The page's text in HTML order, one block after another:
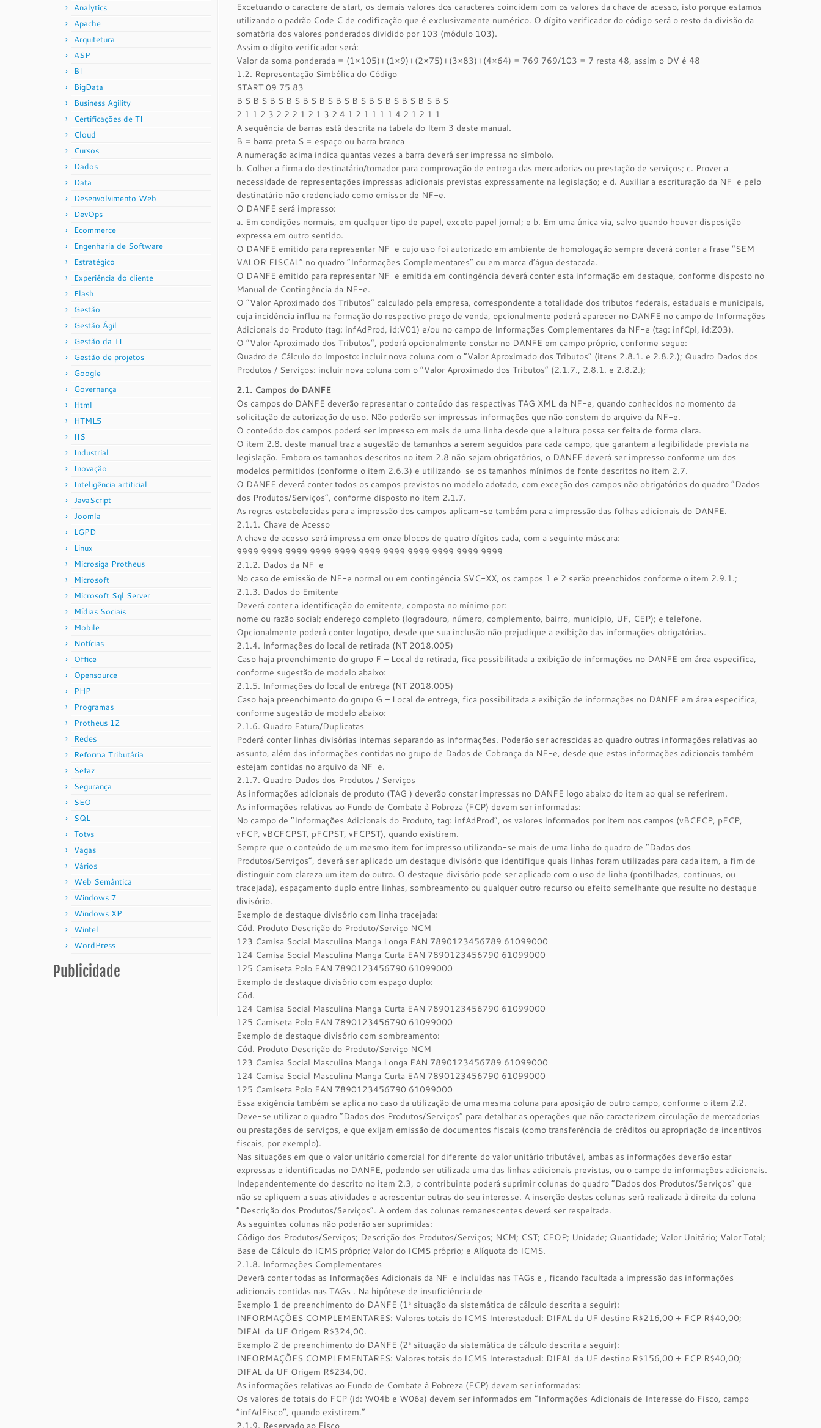
Analytics
Apache
Arquitetura
ASP
BI
BigData
Business Agility
Certificações de TI
Cloud
Cursos
Dados
Data
Desenvolvimento Web
DevOps
Ecommerce
Engenharia de Software
Estratégico
Experiência do cliente
Flash
Gestão
Gestão Ágil
Gestão da TI
Gestão de projetos
Google
Governança
Html
HTML5
IIS
Industrial
Inovação
Inteligência artificial
JavaScript
Joomla
LGPD
Linux
Microsiga Protheus
Microsoft
Microsoft Sql Server
Mídias Sociais
Mobile
Notícias
Office
Opensource
PHP
Programas
Protheus 12
Redes
Reforma Tributária
Sefaz
Segurança
SEO
SQL
Totvs
Vagas
Vários
Web Semântica
Windows 7
Windows XP
Wintel
WordPress
Publicidade
Excetuando o caractere de start, os demais valores dos caracteres coincidem com os valores da chave de acesso, isto porque estamos
utilizando o padrão Code C de codificação que é exclusivamente numérico. O dígito verificador do código será o resto da divisão da
somatória dos valores ponderados dividido por 103 (módulo 103).
Assim o dígito verificador será:
Valor da soma ponderada = (1×105)+(1×9)+(2×75)+(3×83)+(4×64) = 769 769/103 = 7 resta 48, assim o DV é 48
1.2. Representação Simbólica do Código
START 09 75 83
B S B S B S B S B S B S B S B S B S B S B S B S B S
2 1 1 2 3 2 2 2 1 2 1 3 2 4 1 2 1 1 1 1 4 2 1 2 1 1
A sequência de barras está descrita na tabela do Item 3 deste manual.
B = barra preta S = espaço ou barra branca
A numeração acima indica quantas vezes a barra deverá ser impressa no símbolo.
b. Colher a firma do destinatário/tomador para comprovação de entrega das mercadorias ou prestação de serviços; c. Prover a
necessidade de representações impressas adicionais previstas expressamente na legislação; e d. Auxiliar a escrituração da NF-e pelo
destinatário não credenciado como emissor de NF-e.
O DANFE será impresso:
a. Em condições normais, em qualquer tipo de papel, exceto papel jornal; e b. Em uma única via, salvo quando houver disposição
expressa em outro sentido.
O DANFE emitido para representar NF-e cujo uso foi autorizado em ambiente de homologação sempre deverá conter a frase “SEM
VALOR FISCAL” no quadro “Informações Complementares” ou em marca d’água destacada.
O DANFE emitido para representar NF-e emitida em contingência deverá conter esta informação em destaque, conforme disposto no
Manual de Contingência da NF-e.
O “Valor Aproximado dos Tributos” calculado pela empresa, correspondente a totalidade dos tributos federais, estaduais e municipais,
cuja incidência influa na formação do respectivo preço de venda, opcionalmente poderá aparecer no DANFE no campo de Informações
Adicionais do Produto (tag: infAdProd, id:V01) e/ou no campo de Informações Complementares da NF-e (tag: infCpl, id:Z03).
O “Valor Aproximado dos Tributos”, poderá opcionalmente constar no DANFE em campo próprio, conforme segue:
Quadro de Cálculo do Imposto: incluir nova coluna com o “Valor Aproximado dos Tributos” (itens 2.8.1. e 2.8.2.); Quadro Dados dos
Produtos / Serviços: incluir nova coluna com o “Valor Aproximado dos Tributos” (2.1.7., 2.8.1. e 2.8.2.);
2.1. Campos do DANFE
Os campos do DANFE deverão representar o conteúdo das respectivas TAG XML da NF-e, quando conhecidos no momento da
solicitação de autorização de uso. Não poderão ser impressas informações que não constem do arquivo da NF-e.
O conteúdo dos campos poderá ser impresso em mais de uma linha desde que a leitura possa ser feita de forma clara.
O item 2.8. deste manual traz a sugestão de tamanhos a serem seguidos para cada campo, que garantem a legibilidade prevista na
legislação. Embora os tamanhos descritos no item 2.8 não sejam obrigatórios, o DANFE deverá ser impresso conforme um dos
modelos permitidos (conforme o item 2.6.3) e utilizando-se os tamanhos mínimos de fonte descritos no item 2.7.
O DANFE deverá conter todos os campos previstos no modelo adotado, com exceção dos campos não obrigatórios do quadro “Dados
dos Produtos/Serviços”, conforme disposto no item 2.1.7.
As regras estabelecidas para a impressão dos campos aplicam-se também para a impressão das folhas adicionais do DANFE.
2.1.1. Chave de Acesso
A chave de acesso será impressa em onze blocos de quatro dígitos cada, com a seguinte máscara:
9999 9999 9999 9999 9999 9999 9999 9999 9999 9999 9999
2.1.2. Dados da NF-e
No caso de emissão de NF-e normal ou em contingência SVC-XX, os campos 1 e 2 serão preenchidos conforme o item 2.9.1.;
2.1.3. Dados do Emitente
Deverá conter a identificação do emitente, composta no mínimo por:
nome ou razão social; endereço completo (logradouro, número, complemento, bairro, município, UF, CEP); e telefone.
Opcionalmente poderá conter logotipo, desde que sua inclusão não prejudique a exibição das informações obrigatórias.
2.1.4. Informações do local de retirada (NT 2018.005)
Caso haja preenchimento do grupo F – Local de retirada, fica possibilitada a exibição de informações no DANFE em área especifica,
conforme sugestão de modelo abaixo:
2.1.5. Informações do local de entrega (NT 2018.005)
Caso haja preenchimento do grupo G – Local de entrega, fica possibilitada a exibição de informações no DANFE em área especifica,
conforme sugestão de modelo abaixo:
2.1.6. Quadro Fatura/Duplicatas
Poderá conter linhas divisórias internas separando as informações. Poderão ser acrescidas ao quadro outras informações relativas ao
assunto, além das informações contidas no grupo de Dados de Cobrança da NF-e, desde que estas informações adicionais também
estejam contidas no arquivo da NF-e.
2.1.7. Quadro Dados dos Produtos / Serviços
As informações adicionais de produto (TAG ) deverão constar impressas no DANFE logo abaixo do item ao qual se referirem.
As informações relativas ao Fundo de Combate à Pobreza (FCP) devem ser informadas:
No campo de “Informações Adicionais do Produto, tag: infAdProd”, os valores informados por item nos campos (vBCFCP, pFCP,
vFCP, vBCFCPST, pFCPST, vFCPST), quando existirem.
Sempre que o conteúdo de um mesmo item for impresso utilizando-se mais de uma linha do quadro de “Dados dos
Produtos/Serviços”, deverá ser aplicado um destaque divisório que identifique quais linhas foram utilizadas para cada item, a fim de
distinguir com clareza um item do outro. O destaque divisório pode ser aplicado com o uso de linha (pontilhadas, continuas, ou
tracejada), espaçamento duplo entre linhas, sombreamento ou qualquer outro recurso ou efeito semelhante que resulte no destaque
divisório.
Exemplo de destaque divisório com linha tracejada:
Cód. Produto Descrição do Produto/Serviço NCM
123 Camisa Social Masculina Manga Longa EAN 7890123456789 61099000
124 Camisa Social Masculina Manga Curta EAN 7890123456790 61099000
125 Camiseta Polo EAN 7890123456790 61099000
Exemplo de destaque divisório com espaço duplo:
Cód.
124 Camisa Social Masculina Manga Curta EAN 7890123456790 61099000
125 Camiseta Polo EAN 7890123456790 61099000
Exemplo de destaque divisório com sombreamento:
Cód. Produto Descrição do Produto/Serviço NCM
123 Camisa Social Masculina Manga Longa EAN 7890123456789 61099000
124 Camisa Social Masculina Manga Curta EAN 7890123456790 61099000
125 Camiseta Polo EAN 7890123456790 61099000
Essa exigência também se aplica no caso da utilização de uma mesma coluna para aposição de outro campo, conforme o item 2.2.
Deve-se utilizar o quadro “Dados dos Produtos/Serviços” para detalhar as operações que não caracterizem circulação de mercadorias
ou prestações de serviços, e que exijam emissão de documentos fiscais (como transferência de créditos ou apropriação de incentivos
fiscais, por exemplo).
Nas situações em que o valor unitário comercial for diferente do valor unitário tributável, ambas as informações deverão estar
expressas e identificadas no DANFE, podendo ser utilizada uma das linhas adicionais previstas, ou o campo de informações adicionais.
Independentemente do descrito no item 2.3, o contribuinte poderá suprimir colunas do quadro “Dados dos Produtos/Serviços” que
não se apliquem a suas atividades e acrescentar outras do seu interesse. A inserção destas colunas será realizada à direita da coluna
“Descrição dos Produtos/Serviços”. A ordem das colunas remanescentes deverá ser respeitada.
As seguintes colunas não poderão ser suprimidas:
Código dos Produtos/Serviços; Descrição dos Produtos/Serviços; NCM; CST; CFOP; Unidade; Quantidade; Valor Unitário; Valor Total;
Base de Cálculo do ICMS próprio; Valor do ICMS próprio; e Alíquota do ICMS.
2.1.8. Informações Complementares
Deverá conter todas as Informações Adicionais da NF-e incluídas nas TAGs e , ficando facultada a impressão das informações
adicionais contidas nas TAGs . Na hipótese de insuficiência de
Exemplo 1 de preenchimento do DANFE (1ª situação da sistemática de cálculo descrita a seguir):
INFORMAÇÕES COMPLEMENTARES: Valores totais do ICMS Interestadual: DIFAL da UF destino R$216,00 + FCP R$40,00;
DIFAL da UF Origem R$324,00.
Exemplo 2 de preenchimento do DANFE (2ª situação da sistemática de cálculo descrita a seguir):
INFORMAÇÕES COMPLEMENTARES: Valores totais do ICMS Interestadual: DIFAL da UF destino R$156,00 + FCP R$40,00;
DIFAL da UF Origem R$234,00.
As informações relativas ao Fundo de Combate à Pobreza (FCP) devem ser informadas:
Os valores de totais do FCP (id: W04b e W06a) devem ser informados em “Informações Adicionais de Interesse do Fisco, campo
“infAdFisco”, quando existirem.”
2.1.9. Reservado ao Fisco